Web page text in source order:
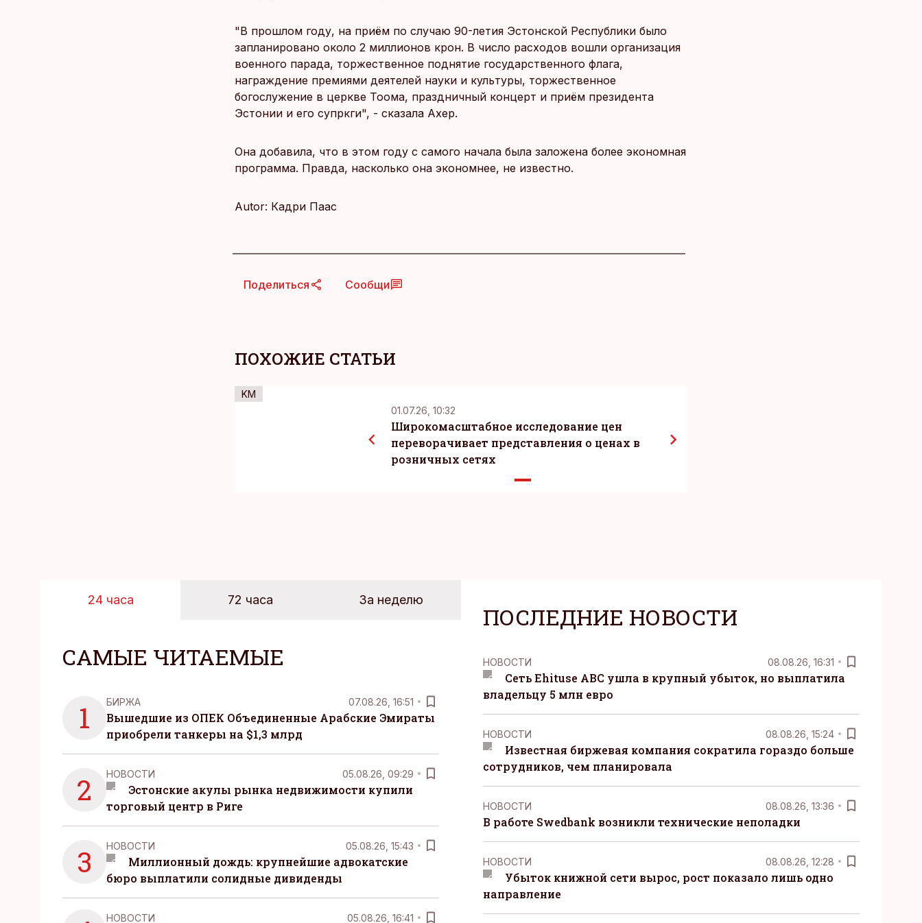
"В прошлом году, на приём по случаю 90-летия Эстонской Республики было
запланировано около 2 миллионов крон. В число расходов вошли организация
военного парада, торжественное поднятие государственного флага,
награждение премиями деятелей науки и культуры, торжественное
богослужение в церкве Tooма, праздничный концерт и приём президента
Эстонии и его супркги", - сказала Ахер.
Она добавила, что в этом году с самого начала была заложена более экономная
программа. Правда, насколько она экономнее, не известно.
Autor: Кадри Паас
Поделиться Сообщи
ПОХОЖИЕ СТАТЬИ
KM
01.07.26, 10:32
Широкомасштабное исследование цен
переворачивает представления о ценах в
розничных сетях
24 часа 72 часа За неделю
САМЫЕ ЧИТАЕМЫЕ
1 БИРЖА 07.08.26, 16:51
Вышедшие из ОПЕК Объединенные Арабские Эмираты
приобрели танкеры на $1,3 млрд
2 НОВОСТИ 05.08.26, 09:29
Эстонские акулы рынка недвижимости купили
торговый центр в Риге
3 НОВОСТИ 05.08.26, 15:43
Миллионный дождь: крупнейшие адвокатские
бюро выплатили солидные дивиденды
НОВОСТИ 05.08.26, 16:41
ПОСЛЕДНИЕ НОВОСТИ
НОВОСТИ 08.08.26, 16:31
Сеть Ehituse ABC ушла в крупный убыток, но выплатила
владельцу 5 млн евро
НОВОСТИ 08.08.26, 15:24
Известная биржевая компания сократила гораздо больше
сотрудников, чем планировала
НОВОСТИ 08.08.26, 13:36
В работе Swedbank возникли технические неполадки
НОВОСТИ 08.08.26, 12:28
Убыток книжной сети вырос, рост показало лишь одно
направление